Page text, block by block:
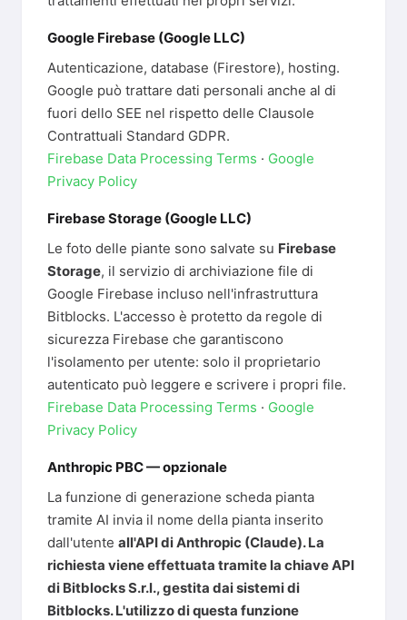
Google Firebase (Google LLC)
Autenticazione, database (Firestore), hosting.
Google può trattare dati personali anche al di
fuori dello SEE nel rispetto delle Clausole
Contrattuali Standard GDPR.
Firebase Data Processing Terms · Google
Privacy Policy
Firebase Storage (Google LLC)
Le foto delle piante sono salvate su Firebase
Storage, il servizio di archiviazione file di
Google Firebase incluso nell'infrastruttura
Bitblocks. L'accesso è protetto da regole di
sicurezza Firebase che garantiscono
l'isolamento per utente: solo il proprietario
autenticato può leggere e scrivere i propri file.
Firebase Data Processing Terms · Google
Privacy Policy
Anthropic PBC — opzionale
La funzione di generazione scheda pianta
tramite AI invia il nome della pianta inserito
dall'utente all'API di Anthropic (Claude). La
richiesta viene effettuata tramite la chiave API
di Bitblocks S.r.l., gestita dai sistemi di
Bitblocks.L'utilizzo di questa funzione